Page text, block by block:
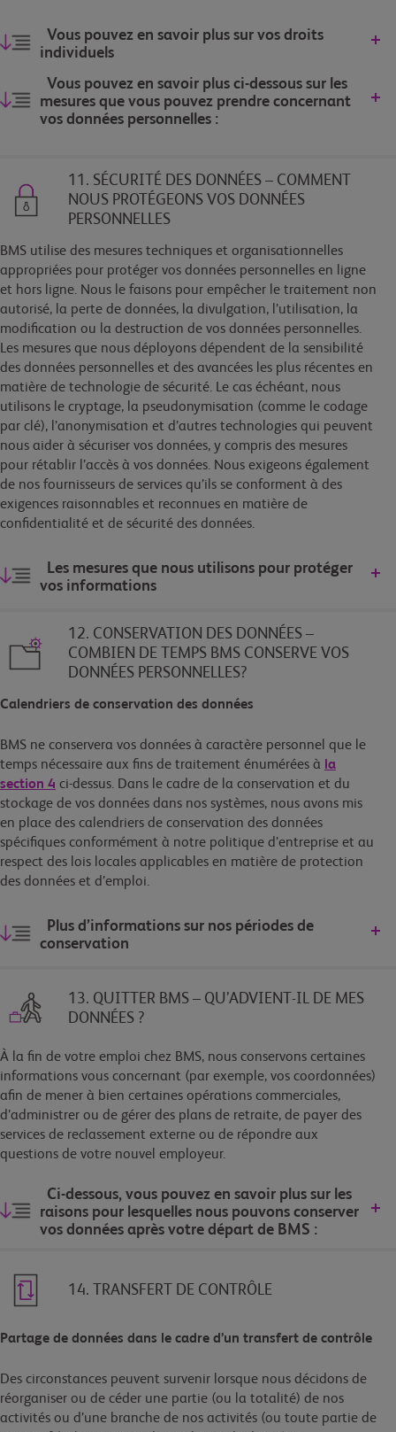
Vous pouvez en savoir plus sur vos droits
individuels
Vous pouvez en savoir plus ci-dessous sur les
mesures que vous pouvez prendre concernant
vos données personnelles :
11. SÉCURITÉ DES DONNÉES – COMMENT
NOUS PROTÉGEONS VOS DONNÉES
PERSONNELLES
BMS utilise des mesures techniques et organisationnelles
appropriées pour protéger vos données personnelles en ligne
et hors ligne. Nous le faisons pour empêcher le traitement non
autorisé, la perte de données, la divulgation, l’utilisation, la
modification ou la destruction de vos données personnelles.
Les mesures que nous déployons dépendent de la sensibilité
des données personnelles et des avancées les plus récentes en
matière de technologie de sécurité. Le cas échéant, nous
utilisons le cryptage, la pseudonymisation (comme le codage
par clé), l’anonymisation et d’autres technologies qui peuvent
nous aider à sécuriser vos données, y compris des mesures
pour rétablir l’accès à vos données. Nous exigeons également
de nos fournisseurs de services qu’ils se conforment à des
exigences raisonnables et reconnues en matière de
confidentialité et de sécurité des données.
Les mesures que nous utilisons pour protéger
vos informations
12. CONSERVATION DES DONNÉES –
COMBIEN DE TEMPS BMS CONSERVE VOS
DONNÉES PERSONNELLES?
Calendriers de conservation des données
BMS ne conservera vos données à caractère personnel que le
temps nécessaire aux fins de traitement énumérées à la
section 4 ci-dessus. Dans le cadre de la conservation et du
stockage de vos données dans nos systèmes, nous avons mis
en place des calendriers de conservation des données
spécifiques conformément à notre politique d’entreprise et au
respect des lois locales applicables en matière de protection
des données et d’emploi.
Plus d’informations sur nos périodes de
conservation
13. QUITTER BMS – QU’ADVIENT-IL DE MES
DONNÉES ?
À la fin de votre emploi chez BMS, nous conservons certaines
informations vous concernant (par exemple, vos coordonnées)
afin de mener à bien certaines opérations commerciales,
d’administrer ou de gérer des plans de retraite, de payer des
services de reclassement externe ou de répondre aux
questions de votre nouvel employeur.
Ci-dessous, vous pouvez en savoir plus sur les
raisons pour lesquelles nous pouvons conserver
vos données après votre départ de BMS :
14. TRANSFERT DE CONTRÔLE
Partage de données dans le cadre d’un transfert de contrôle
Des circonstances peuvent survenir lorsque nous décidons de
réorganiser ou de céder une partie (ou la totalité) de nos
activités ou d’une branche de nos activités (ou toute partie de